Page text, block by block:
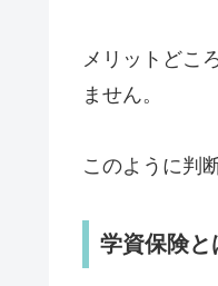
メリットどこ
ません。
このように判
学資保険と